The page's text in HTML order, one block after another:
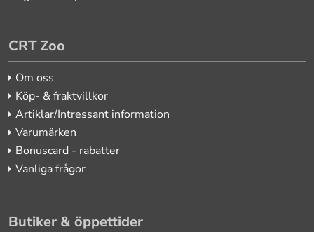
CRT Zoo
Om oss
Köp- & fraktvillkor
Artiklar/Intressant information
Varumärken
Bonuscard - rabatter
Vanliga frågor
Butiker & öppettider